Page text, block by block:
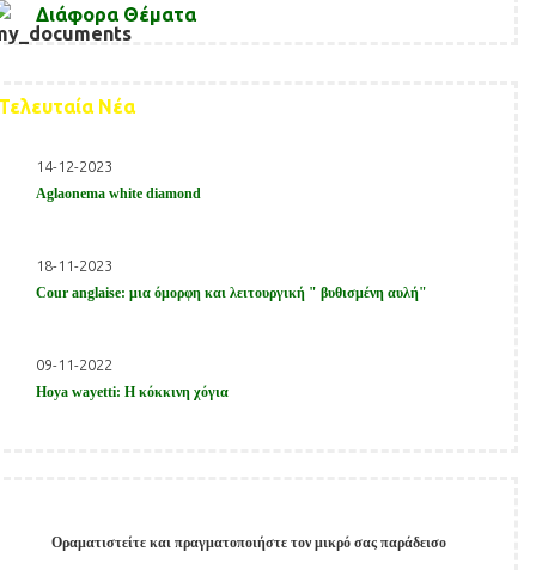
Διάφορα Θέματα
Νέα
14-12-2023
Aglaonema white diamond
18-11-2023
Cour anglaise: μια όμορφη και λειτουργική " βυθισμένη αυλή"
09-11-2022
Hoya wayetti: Η κόκκινη χόγια
Οραματιστείτε και πραγματοποιήστε τον μικρό σας παράδεισο